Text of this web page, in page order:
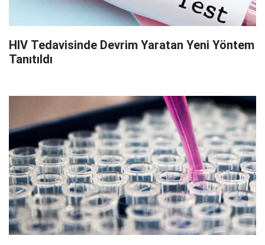
HIV Tedavisinde Devrim Yaratan Yeni Yöntem
Tanıtıldı